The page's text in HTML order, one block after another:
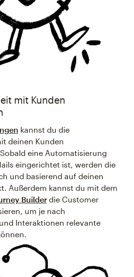
mit Kunden
kannst du die
deinen Kunden
eine Automatisierung
eingerichtet ist, werden die
und basierend auf deinen
Außerdem kannst du mit dem
Builderdie Customer
um je nach
Interaktionen relevante